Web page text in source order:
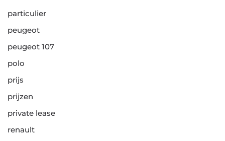
particulier
peugeot
peugeot 107
polo
prijs
prijzen
private lease
renault